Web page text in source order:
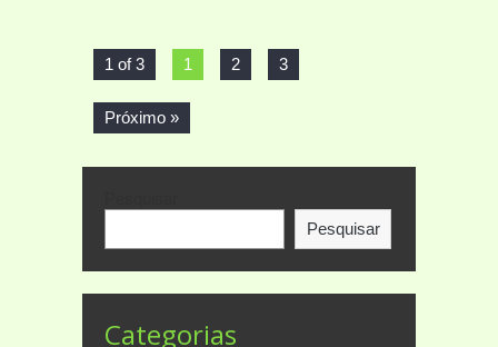
1 of 3 1 2 3
Próximo »
Pesquisar
Categorias